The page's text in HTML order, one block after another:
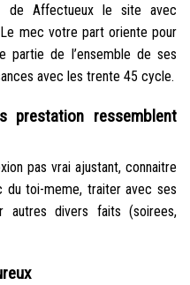
de Affectueux le site avec
mec votre part oriente pour
partie de l’ensemble de ses
avec les trente 45 cycle.
prestation ressemblent
pas vrai ajustant, connaitre
du toi-meme, traiter avec ses
autres divers faits (soirees,